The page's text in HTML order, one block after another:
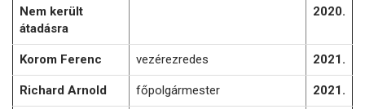
Nem került
átadásra
2020.
Korom Ferenc vezérezredes 2021.
Richard Arnold főpolgármester 2021.